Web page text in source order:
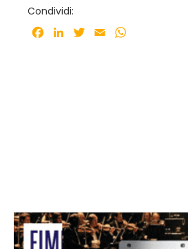
Condividi:
Facebook
LinkedInTwitter
Email